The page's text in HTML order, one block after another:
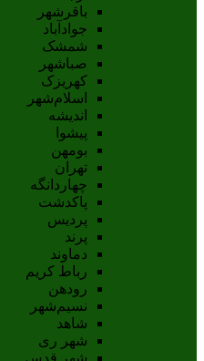
باقرشهر
جوادآباد
شمشک
صباشهر
کهریزک
اسلام‌شهر
اندیشه
پيشوا
بومهن
تهران
چهاردانگه
پاکدشت
پردیس
پرند
دماوند
رباط کریم
رودهن
نسيم‌شهر
شاهد
شهر ری
شهر قدس